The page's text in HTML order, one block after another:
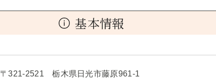
基本情報
〒321-2521 栃木県日光市藤原961-1